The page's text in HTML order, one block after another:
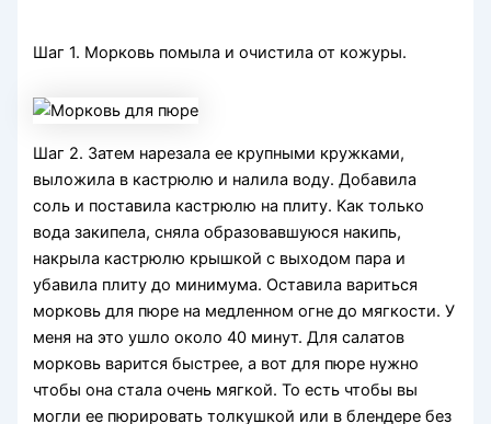
Шаг 1. Морковь помыла и очистила от кожуры.
Шаг 2. Затем нарезала ее крупными кружками,
выложила в кастрюлю и налила воду. Добавила
соль и поставила кастрюлю на плиту. Как только
вода закипела, сняла образовавшуюся накипь,
накрыла кастрюлю крышкой с выходом пара и
убавила плиту до минимума. Оставила вариться
морковь для пюре на медленном огне до мягкости. У
меня на это ушло около 40 минут. Для салатов
морковь варится быстрее, а вот для пюре нужно
чтобы она стала очень мягкой. То есть чтобы вы
могли ее пюрировать толкушкой или в блендере без